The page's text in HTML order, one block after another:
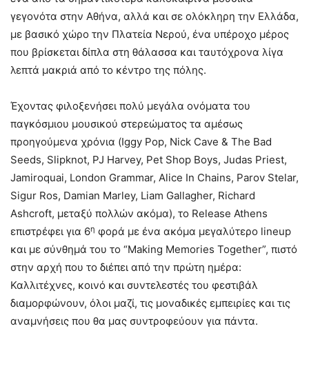
γεγονότα στην Αθήνα, αλλά και σε ολόκληρη την Ελλάδα,
με βασικό χώρο την Πλατεία Νερού, ένα υπέροχο μέρος
που βρίσκεται δίπλα στη θάλασσα και ταυτόχρονα λίγα
λεπτά μακριά από το κέντρο της πόλης.
Έχοντας φιλοξενήσει πολύ μεγάλα ονόματα του
παγκόσμιου μουσικού στερεώματος τα αμέσως
προηγούμενα χρόνια (Iggy Pop, Nick Cave & The Bad
Seeds, Slipknot, PJ Harvey, Pet Shop Boys, Judas Priest,
Jamiroquai, London Grammar, Alice In Chains, Parov Stelar,
Sigur Ros, Damian Marley, Liam Gallagher, Richard
Ashcroft, μεταξύ πολλών ακόμα), το Release Athens
επιστρέφει για 6η φορά με ένα ακόμα μεγαλύτερο lineup
και με σύνθημά του το “Making Memories Together”, πιστό
στην αρχή που το διέπει από την πρώτη ημέρα:
Καλλιτέχνες, κοινό και συντελεστές του φεστιβάλ
διαμορφώνουν, όλοι μαζί, τις μοναδικές εμπειρίες και τις
αναμνήσεις που θα μας συντροφεύουν για πάντα.